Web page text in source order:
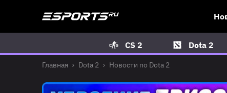
CS 2 Dota 2
Главная Dota 2 Новости по Dota 2